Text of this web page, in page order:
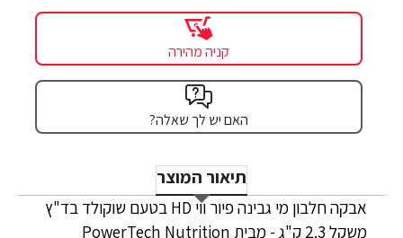
קניה מהירה
האם יש לך שאלה?
תיאור המוצר
אבקה חלבון מי גבינה פיור ווי HD בטעם שוקולד בד"ץ
משקל 2.3 ק"ג - מבית PowerTech Nutrition